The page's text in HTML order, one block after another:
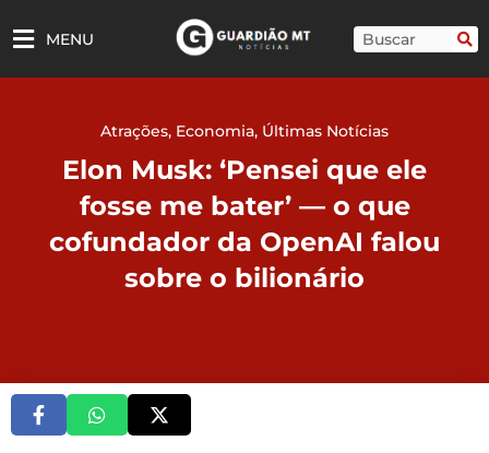
para
MENU Pesquisar
Atrações, Economia, Últimas Notícias
Elon Musk: ‘Pensei que ele
fosse me bater’ — o que
cofundador da OpenAI falou
sobre o bilionário